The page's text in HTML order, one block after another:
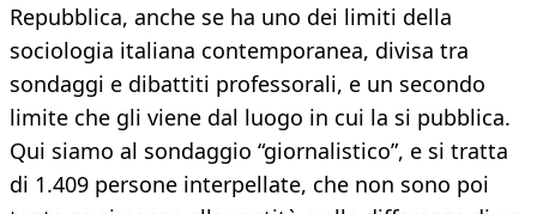
Repubblica, anche se ha uno dei limiti della
sociologia italiana contemporanea, divisa tra
sondaggi e dibattiti professorali, e un secondo
limite che gli viene dal luogo in cui la si pubblica.
Qui siamo al sondaggio “giornalistico”, e si tratta
di 1.409 persone interpellate, che non sono poi